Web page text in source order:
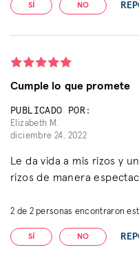
SÍ NO
Cumple lo que promete
PUBLICADO POR:
Elizabeth M.
diciembre 24, 2022
Le da vida a mis rizos y
rizos de manera
2 de 2personas encontraron
SÍ NO